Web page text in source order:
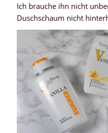
Ich brauche ihn nicht
Duschschaum nicht